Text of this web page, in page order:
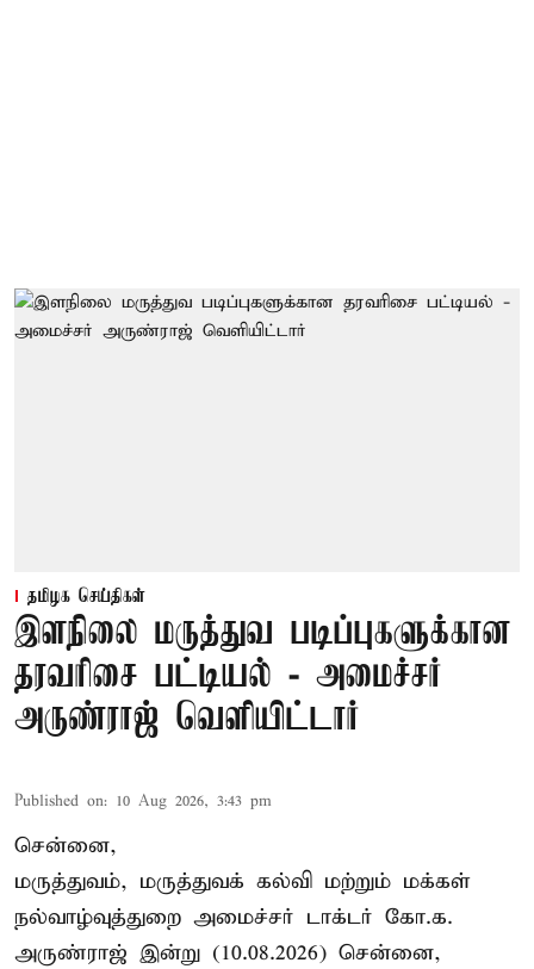
தமிழக செய்திகள்
இளநிலை மருத்துவ படிப்புகளுக்கான
தரவரிசை பட்டியல் - அமைச்சர்
அருண்ராஜ் வெளியிட்டார்
Published on: 10 Aug 2026, 3:43 pm
சென்னை,
மருத்துவம், மருத்துவக் கல்வி மற்றும் மக்கள்
நல்வாழ்வுத்துறை அமைச்சர் டாக்டர் கோ.க.
அருண்ராஜ் இன்று (10.08.2026) சென்னை,